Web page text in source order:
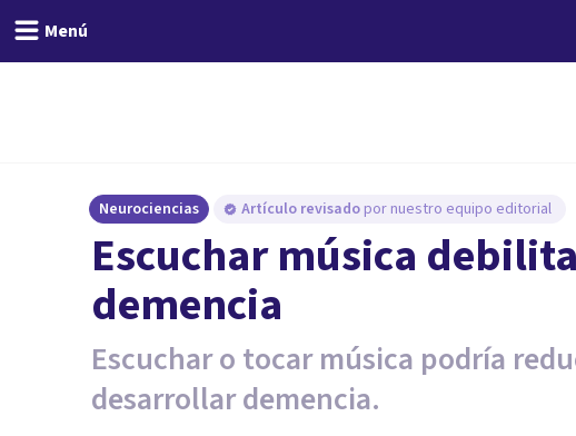
Menú
Neurociencias Artículo revisado por nuestro equipo editorial
Escuchar música
demencia
Escuchar o tocar música podría
desarrollar demencia.